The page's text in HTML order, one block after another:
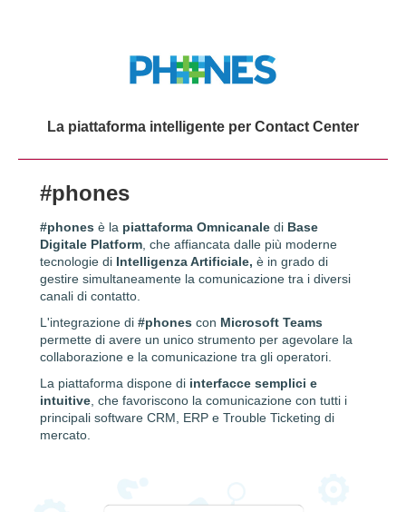
La piattaforma intelligente per Contact Center
#phones
#phones è la piattaforma Omnicanale di Base
Digitale Platform , che affiancata dalle più moderne
tecnologie di Intelligenza Artificiale, è in grado di
gestire simultaneamente la comunicazione tra i diversi
canali di contatto.
L'integrazione di #phones con Microsoft Teams
permette di avere un unico strumento per agevolare la
collaborazione e la comunicazione tra gli operatori.
La piattaforma dispone di interfacce semplici e
intuitive , che favoriscono la comunicazione con tutti i
principali software CRM, ERP e Trouble Ticketing di
mercato.